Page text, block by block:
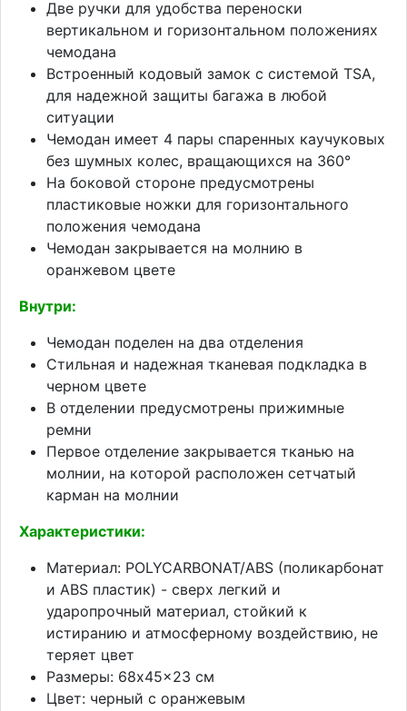
Две ручки для удобства переноски
вертикальном и горизонтальном положениях
чемодана
Встроенный кодовый замок с системой TSA,
для надежной защиты багажа в любой
ситуации
Чемодан имеет 4 пары спаренных каучуковых
без шумных колес, вращающихся на 360°
На боковой стороне предусмотрены
пластиковые ножки для горизонтального
положения чемодана
Чемодан закрывается на молнию в
оранжевом цвете
Внутри:
Чемодан поделен на два отделения
Стильная и надежная тканевая подкладка в
черном цвете
В отделении предусмотрены прижимные
ремни
Первое отделение закрывается тканью на
молнии, на которой расположен сетчатый
карман на молнии
Характеристики:
Материал: POLYCARBONAT/ABS (поликарбонат
и ABS пластик) - сверх легкий и
ударопрочный материал, стойкий к
истиранию и атмосферному воздействию, не
теряет цвет
Размеры: 68x45x23 см
Цвет: черный с оранжевым